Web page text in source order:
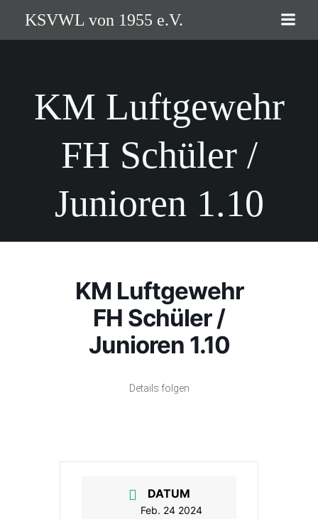
Inhalt
springen
KSVWL von 1955 e.V.
KM Luftgewehr
FH Schüler /
Junioren 1.10
KM Luftgewehr
FH Schüler /
Junioren 1.10
Details folgen
DATUM
Feb. 24 2024